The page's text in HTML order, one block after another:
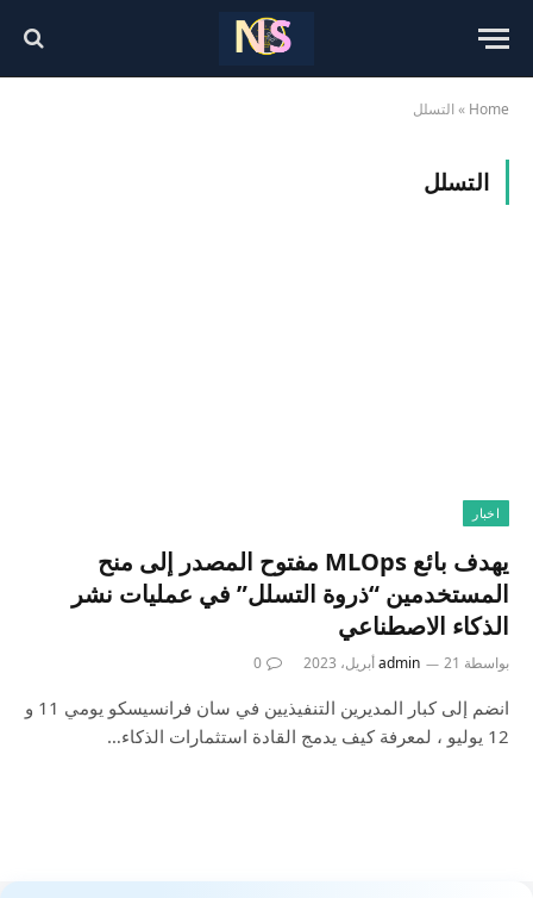
Home
» التسلل
التسلل
اخبار
يهدف بائع MLOps مفتوح المصدر إلى منح
المستخدمين “ذروة التسلل” في عمليات نشر
الذكاء الاصطناعي
بواسطة admin 21 أبريل، 2023 0
انضم إلى كبار المديرين التنفيذيين في سان فرانسيسكو يومي 11 و
12 يوليو ، لمعرفة كيف يدمج القادة استثمارات الذكاء…